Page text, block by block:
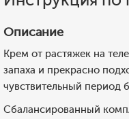
Описание
Крем от растяжек на
запаха и прекрасно
чувствительный период
Сбалансированный